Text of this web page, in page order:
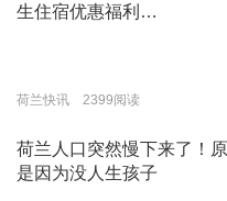
生住宿优惠福利…
荷兰快讯 2399阅读
荷兰人口突然慢下来了！
是因为没人生孩子